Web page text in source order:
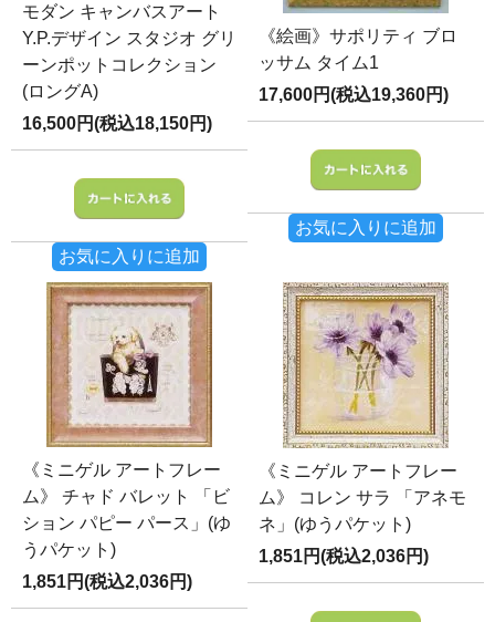
モダン キャンバスアート
Y.P.デザイン スタジオ グリ
ーンポットコレクション
(ロングA)
16,500円(税込18,150円)
お気に入りに追加
《絵画》サポリティ ブロ
ッサム タイム1
17,600円(税込19,360円)
お気に入りに追加
《ミニゲル アートフレー
ム》 チャド バレット 「ビ
ション パピー パース」(ゆ
うパケット)
1,851円(税込2,036円)
《ミニゲル アートフレー
ム》 コレン サラ 「アネモ
ネ」(ゆうパケット)
1,851円(税込2,036円)